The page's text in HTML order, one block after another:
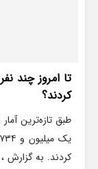
تا امروز چند
کردند؟
طبق تازه‌ترین
کردند. به گزارش